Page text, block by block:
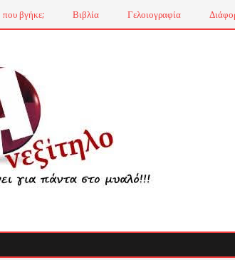
βγήκε; Βιβλία Γελοιογραφία